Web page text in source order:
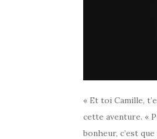
« Et toi Camille,
cette aventure. «
bonheur, c’est